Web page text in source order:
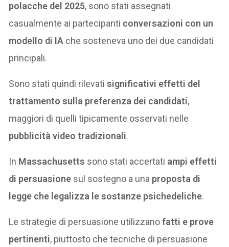
polacche del 2025, sono stati assegnati
casualmente ai partecipanti conversazioni con un
modello di IA che sosteneva uno dei due candidati
principali.
Sono stati quindi rilevatisignificativi effetti del
trattamento sulla preferenza dei candidati,
maggiori di quelli tipicamente osservati nelle
pubblicità video tradizionali.
In Massachusetts sono stati accertati ampi effetti
di persuasione sul sostegno a una proposta di
legge che legalizza le sostanze psichedeliche.
Le strategie di persuasione utilizzanofatti e prove
pertinenti, piuttosto che tecniche di persuasione